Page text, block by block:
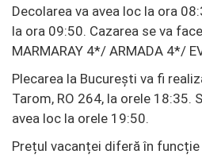
Decolarea va avea loc la ora
la ora 09:50. Cazarea se va
MARMARAY 4*/ ARMADA 4*/
Plecarea la Bucureşti va fi
Tarom, RO 264, la orele 18:35.
avea loc la orele 19:50.
Prețul vacanței diferă în